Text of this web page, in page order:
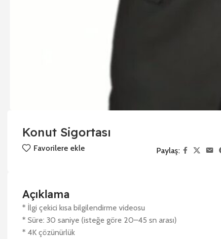
Konut Sigortası
Favorilere ekle Paylaş:
Açıklama
* İlgi çekici kısa bilgilendirme videosu
* Süre: 30 saniye (isteğe göre 20–45 sn arası)
* 4K çözünürlük